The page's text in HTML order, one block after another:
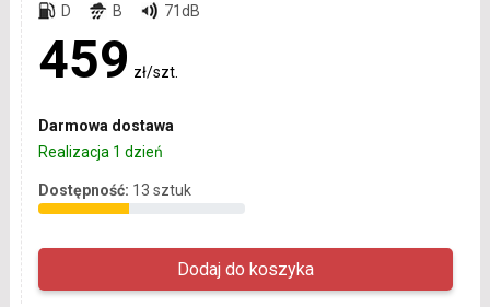
D B 71dB
459 zł/szt.
Darmowa dostawa
Realizacja 1 dzień
Dostępność: 13 sztuk